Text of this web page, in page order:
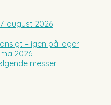
august 2026
– igen på lager
2026
messer